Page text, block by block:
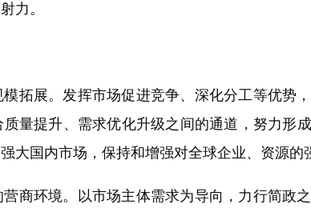
力。
展。发挥市场促进竞争、深化分工等优势，
量提升、需求优化升级之间的通道，努力形
大国内市场，保持和增强对全球企业、资源的
环境。以市场主体需求为导向，力行简政之